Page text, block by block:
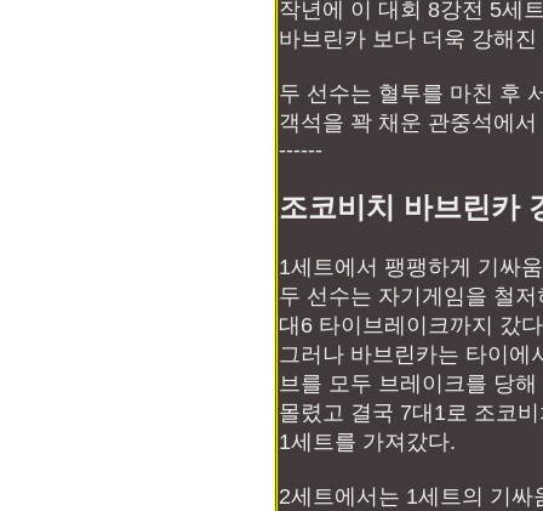
작년에 이 대회 8강전 5세
바브린카 보다 더욱 강해
두 선수는 혈투를 마친 후
객석을 꽉 채운 관중석에
------
조코비치 바브린카
1세트에서 팽팽하게 기싸
두 선수는 자기게임을 철
대6 타이브레이크까지 갔
그러나 바브린카는 타이에
브를 모두 브레이크를 당해
몰렸고 결국 7대1로 조코
1세트를 가져갔다.
2세트에서는 1세트의 기싸